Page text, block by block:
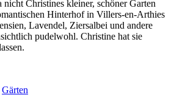
nicht Christines kleiner, schöner Garten
Hinterhof in Villers-en-Arthies
Lavendel, Ziersalbei und andere
pudelwohl. Christine hat sie
Gärten